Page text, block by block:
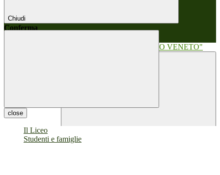
Chiudi
Conferma
close
Il Liceo
Studenti e famiglie